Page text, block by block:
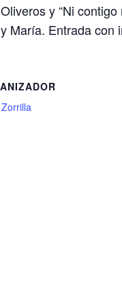
y “Ni
María. Entrada con